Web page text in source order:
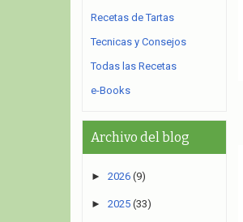
Recetas de Tartas
Tecnicas y Consejos
Todas las Recetas
e-Books
Archivo del blog
► 2026 (9)
► 2025 (33)